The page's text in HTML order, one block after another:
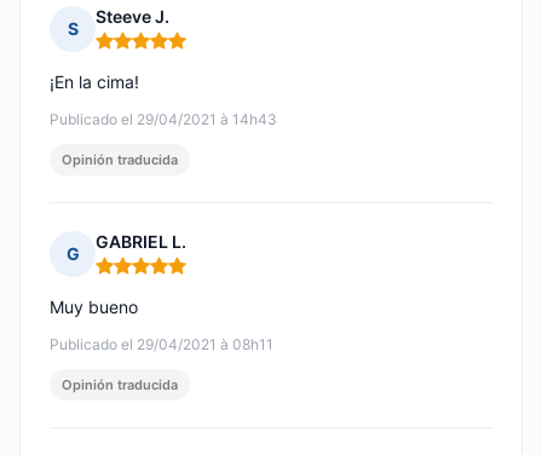
S
Steeve J.
Nota: 5 de 5
Publicado el 29/04/2021 à 14h43
¡En la cima!
Opinión traducida
G
GABRIEL L.
Nota: 5 de 5
Publicado el 29/04/2021 à 08h11
Muy bueno
Opinión traducida